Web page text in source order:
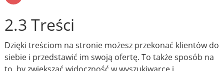
2.3 Treści
Dzięki treściom na stronie możesz przekonać klientów do
siebie i przedstawić im swoją ofertę. To także sposób na